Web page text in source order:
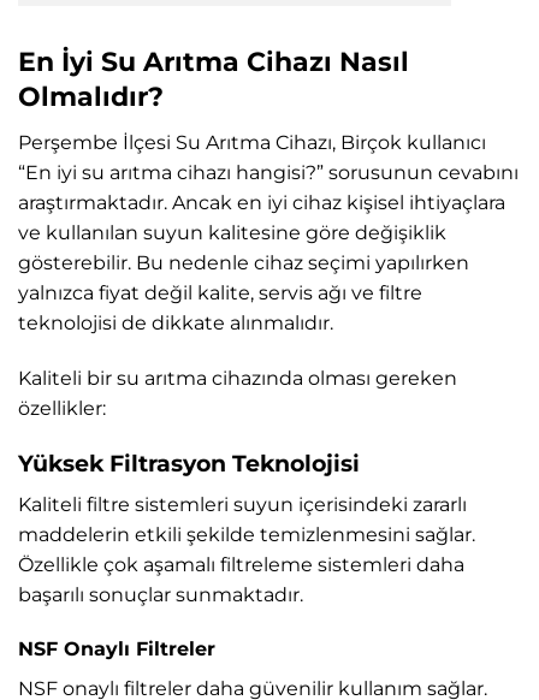
En İyi Su Arıtma Cihazı Nasıl
Olmalıdır?
Perşembe İlçesi Su Arıtma Cihazı, Birçok kullanıcı
“En iyi su arıtma cihazı hangisi?” sorusunun cevabını
araştırmaktadır. Ancak en iyi cihaz kişisel ihtiyaçlara
ve kullanılan suyun kalitesine göre değişiklik
gösterebilir. Bu nedenle cihaz seçimi yapılırken
yalnızca fiyat değil kalite, servis ağı ve filtre
teknolojisi de dikkate alınmalıdır.
Kaliteli bir su arıtma cihazında olması gereken
özellikler:
Yüksek Filtrasyon Teknolojisi
Kaliteli filtre sistemleri suyun içerisindeki zararlı
maddelerin etkili şekilde temizlenmesini sağlar.
Özellikle çok aşamalı filtreleme sistemleri daha
başarılı sonuçlar sunmaktadır.
NSF Onaylı Filtreler
NSF onaylı filtreler daha güvenilir kullanım sağlar.